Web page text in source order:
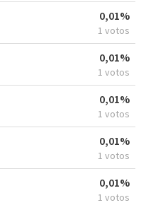
0,01%
1 votos
0,01%
1 votos
0,01%
1 votos
0,01%
1 votos
0,01%
1 votos